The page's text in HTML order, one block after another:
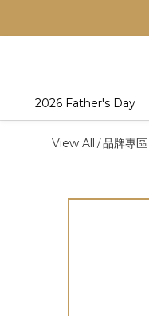
2026 Father's Day
View All /品牌專區